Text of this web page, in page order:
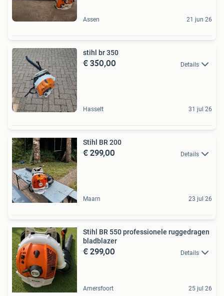
Assen 21 jun 26
stihl br 350
€ 350,00 Details
Hasselt 31 jul 26
Stihl BR 200
€ 299,00 Details
Maarn 23 jul 26
Stihl BR 550 professionele ruggedragen
bladblazer
€ 299,00 Details
Amersfoort 25 jul 26